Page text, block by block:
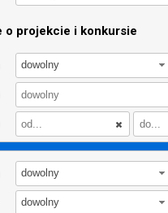
o projekcie i konkursie
dowolny
dowolny
dowolny